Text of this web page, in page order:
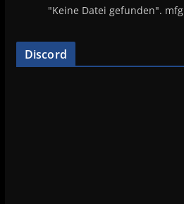
"Keine Datei gefunden". mfg
Discord